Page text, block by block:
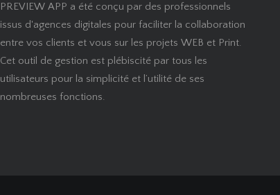
PREVIEW APP a été conçu par des professionnels
issus d'agences digitales pour faciliter la collaboration
entre vos clients et vous sur les projets WEB et Print.
Cet outil de gestion est plébiscité par tous les
utilisateurs pour la simplicité et l’utilité de ses
nombreuses fonctions.